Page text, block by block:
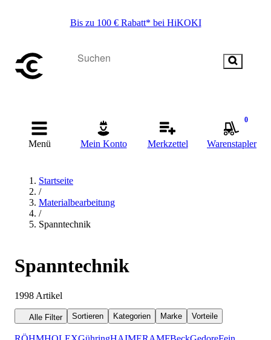
Bis zu 100 € Rabatt* bei HiKOKI
Menü Mein Konto Merkzettel
0
Warenstapler
Startseite
/
Materialbearbeitung
/
Spanntechnik
Spanntechnik
1998 Artikel
Alle Filter Sortieren Kategorien Marke Vorteile